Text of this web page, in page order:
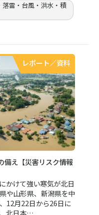
雷・台風・洪水・積
レポート／資料
備え【災害リスク情報
かけて強い寒気が北日
や山形県、新潟県を中
12月22日から26日に
北日本…